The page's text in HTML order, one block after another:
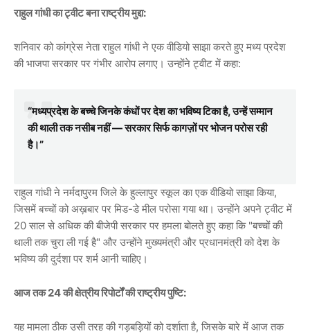
राहुल गांधी का ट्वीट बना राष्ट्रीय मुद्दा:
शनिवार को कांग्रेस नेता राहुल गांधी ने एक वीडियो साझा करते हुए मध्य प्रदेश
की भाजपा सरकार पर गंभीर आरोप लगाए। उन्होंने ट्वीट में कहा:
“मध्यप्रदेश के बच्चे जिनके कंधों पर देश का भविष्य टिका है, उन्हें सम्मान
की थाली तक नसीब नहीं — सरकार सिर्फ कागज़ों पर भोजन परोस रही
है।”
राहुल गांधी ने नर्मदापुरम जिले के हुल्लापुर स्कूल का एक वीडियो साझा किया,
जिसमें बच्चों को अख़बार पर मिड-डे मील परोसा गया था। उन्होंने अपने ट्वीट में
20 साल से अधिक की बीजेपी सरकार पर हमला बोलते हुए कहा कि "बच्चों की
थाली तक चुरा ली गई है" और उन्होंने मुख्यमंत्री और प्रधानमंत्री को देश के
भविष्य की दुर्दशा पर शर्म आनी चाहिए।
आज तक 24 की क्षेत्रीय रिपोर्टों की राष्ट्रीय पुष्टि:
यह मामला ठीक उसी तरह की गड़बड़ियों को दर्शाता है, जिसके बारे में आज तक